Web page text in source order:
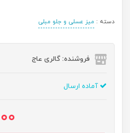
دسته : میز عسلی و جلو مبلی
فروشنده: گالری عاج
آماده ارسال